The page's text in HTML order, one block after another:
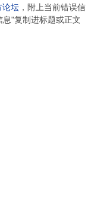
论坛 ，附上当前错误信
"复制进标题或正文